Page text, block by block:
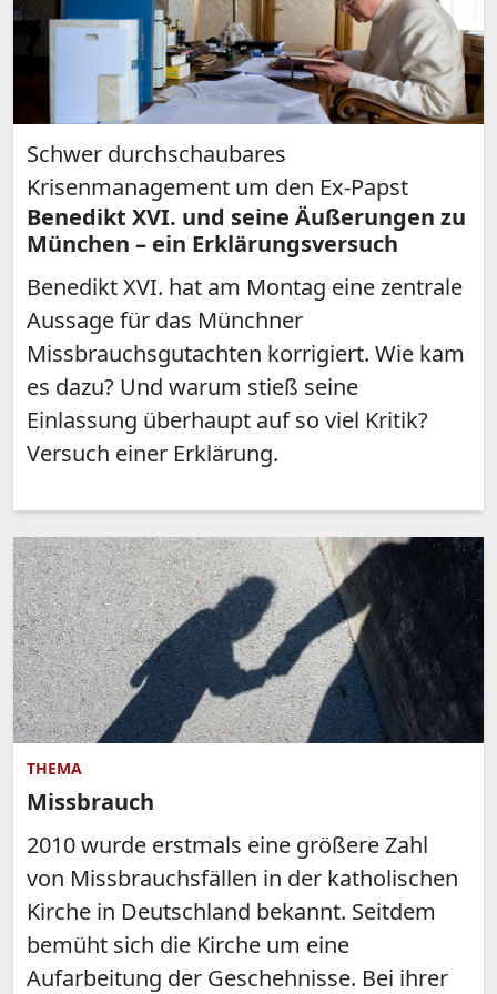
Schwer durchschaubares
Krisenmanagement um den Ex-Papst
Benedikt XVI. und seine Äußerungen zu
München – ein Erklärungsversuch
Benedikt XVI. hat am Montag eine zentrale
Aussage für das Münchner
Missbrauchsgutachten korrigiert. Wie kam
es dazu? Und warum stieß seine
Einlassung überhaupt auf so viel Kritik?
Versuch einer Erklärung.
THEMA
Missbrauch
2010 wurde erstmals eine größere Zahl
von Missbrauchsfällen in der katholischen
Kirche in Deutschland bekannt. Seitdem
bemüht sich die Kirche um eine
Aufarbeitung der Geschehnisse. Bei ihrer